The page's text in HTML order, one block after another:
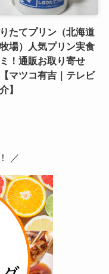
たてプリン（北海道
場）人気プリン実食
！通販お取り寄せ
マツコ有吉｜テレビ
】
／